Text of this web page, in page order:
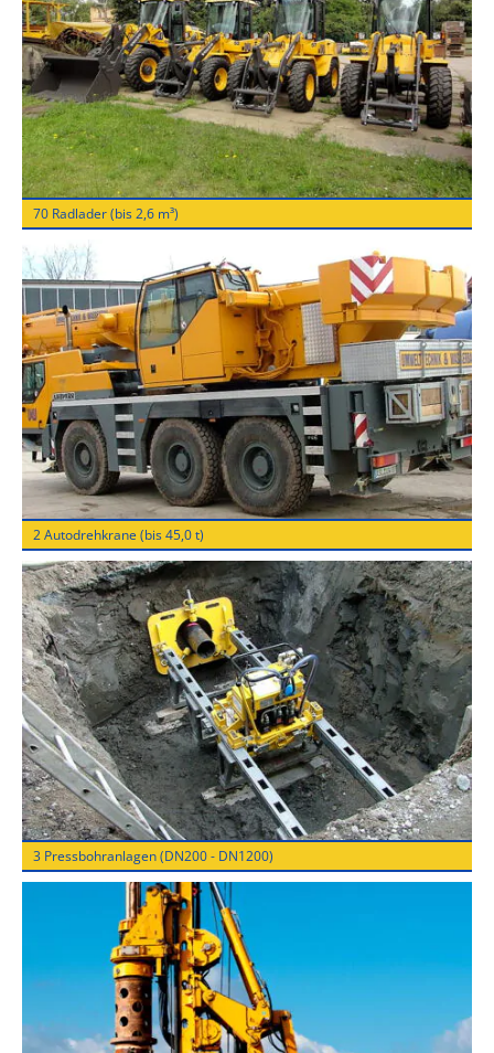
70 Radlader (bis 2,6 m³)
2 Autodrehkrane (bis 45,0 t)
3 Pressbohranlagen (DN200 - DN1200)